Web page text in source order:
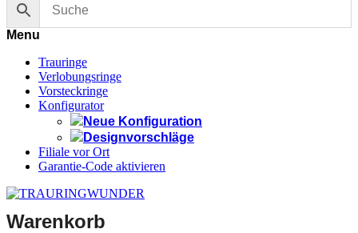
Menu
Trauringe
Verlobungsringe
Vorsteckringe
Konfigurator
Neue Konfiguration
Designvorschläge
Filiale vor Ort
Garantie-Code aktivieren
Warenkorb